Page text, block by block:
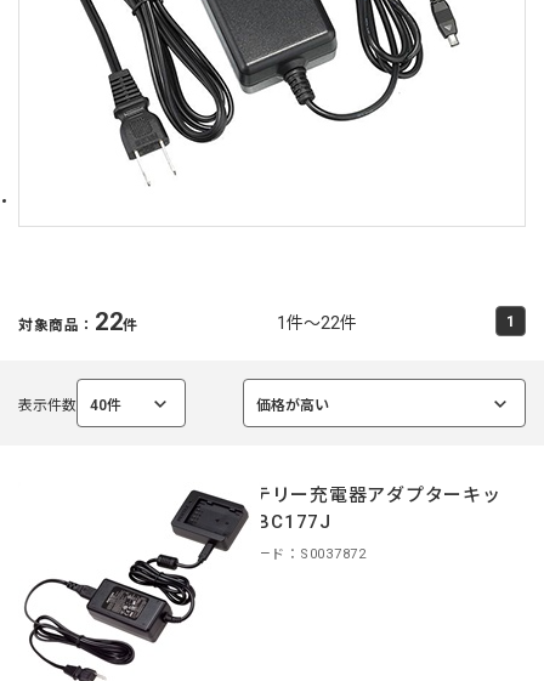
対象商品： 22件 1件～22件 1
表示件数 40件
選
価格が高い
選
バッテリー充電器アダプターキッ
ト K-BC177J
商品コード：S0037872